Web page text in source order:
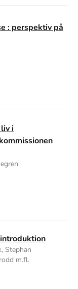
: perspektiv på
i
Stephan
m.fl.